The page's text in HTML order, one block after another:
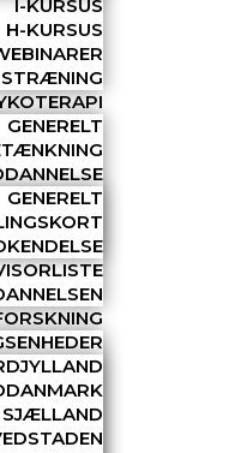
I-KURSUS
H-KURSUS
GENERELT
GENERELT
SJÆLLAND